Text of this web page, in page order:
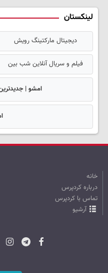
لینکستان
دیجیتال مارکتینگ رویش
فیلم و سریال آنلاین شب بین
امشو |
خانه
درباره کردپرس
تماس با کردپرس
آرشیو